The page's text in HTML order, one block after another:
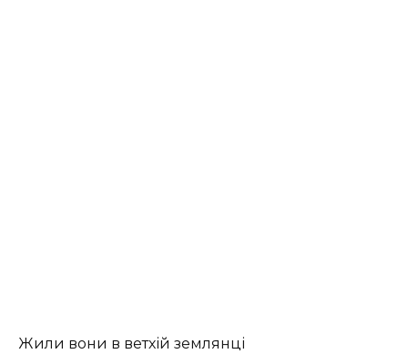
Жили вони в ветхій землянці